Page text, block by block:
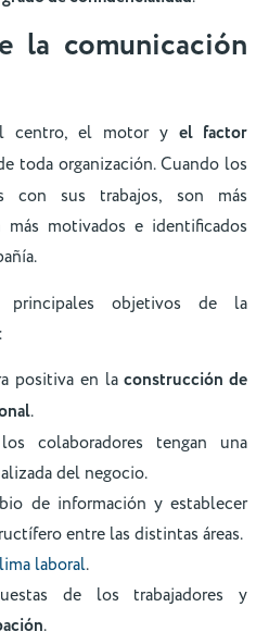
la comunicación
centro, el motor y el factor
toda organización. Cuando los
con sus trabajos, son más
motivados e identificados
objetivos de la
positiva en laconstrucción de
.
colaboradores tengan una
del negocio.
de información y establecer
entre las distintas áreas.
laboral.
de los trabajadores y
.